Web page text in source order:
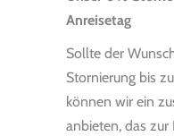
Anreisetag
Sollte der
Stornierung bis
können wir ein
anbieten, das zur